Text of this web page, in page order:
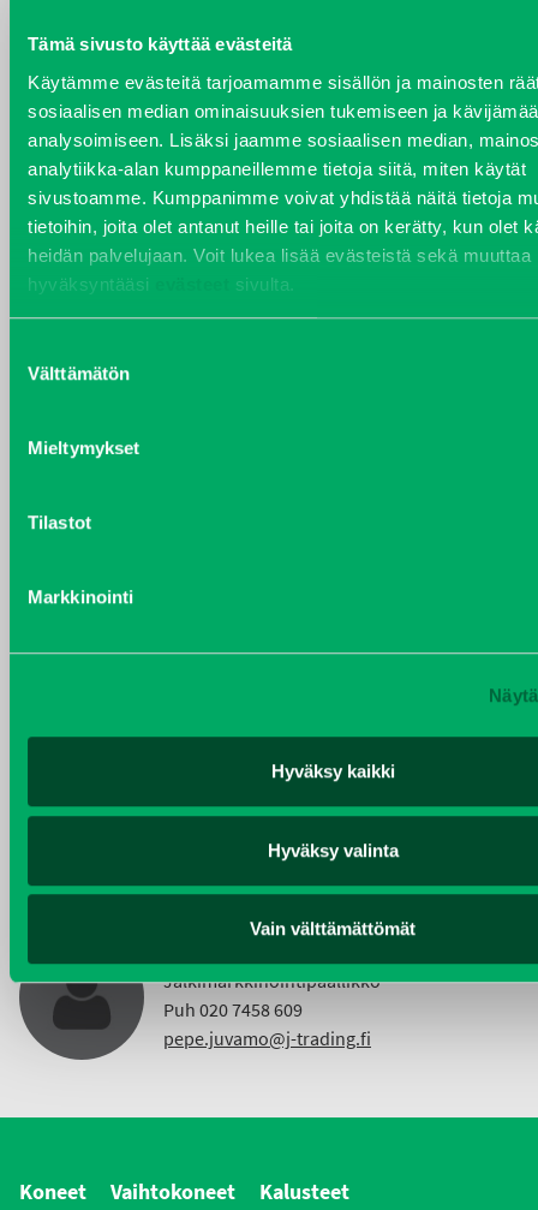
Tämä sivusto käyttää evästeitä
Käytämme evästeitä tarjoamamme sisällön ja mainosten
sosiaalisen median ominaisuuksien tukemiseen ja
analysoimiseen. Lisäksi jaamme sosiaalisen median,
analytiikka-alan kumppaneillemme tietoja siitä, miten käytät
sivustoamme. Kumppanimme voivat yhdistää näitä tietoja
tietoihin, joita olet antanut heille tai joita on kerätty, kun olet
heidän palvelujaan. Voit lukea lisää evästeistä sekä muuttaa
hyväksyntääsi
sivulta.
valinta
Välttämätön
Mieltymykset
Tilastot
Markkinointi
Hyväksy kaikki
Hyväksy valinta
Vain välttämättömät
YHTEYSTIEDOT
VARAOSAT
Varaosat
Puh 020 7458 686
varaosat@j-trading.fi
KIMMO NUUTINEN
Taajama- ja viheralueiden hoitokoneet ja
Vuokrakoneet
etunimi.sukunimi@j-trading.fi
Jälkimarkkinointipäällikkö
Puh 020 7458 609
pepe.juvamo@j-trading.fi
Koneet Vaihtokoneet
Kalusteet